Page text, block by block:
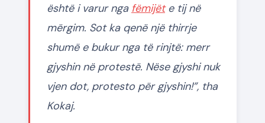
është i varur nga fëmijëte tij në
mërgim. Sot ka qenë një thirrje
shumë e bukur nga të rinjtë: merr
gjyshin në protestë. Nëse gjyshi nuk
vjen dot, protesto për gjyshin!”, tha
Kokaj.